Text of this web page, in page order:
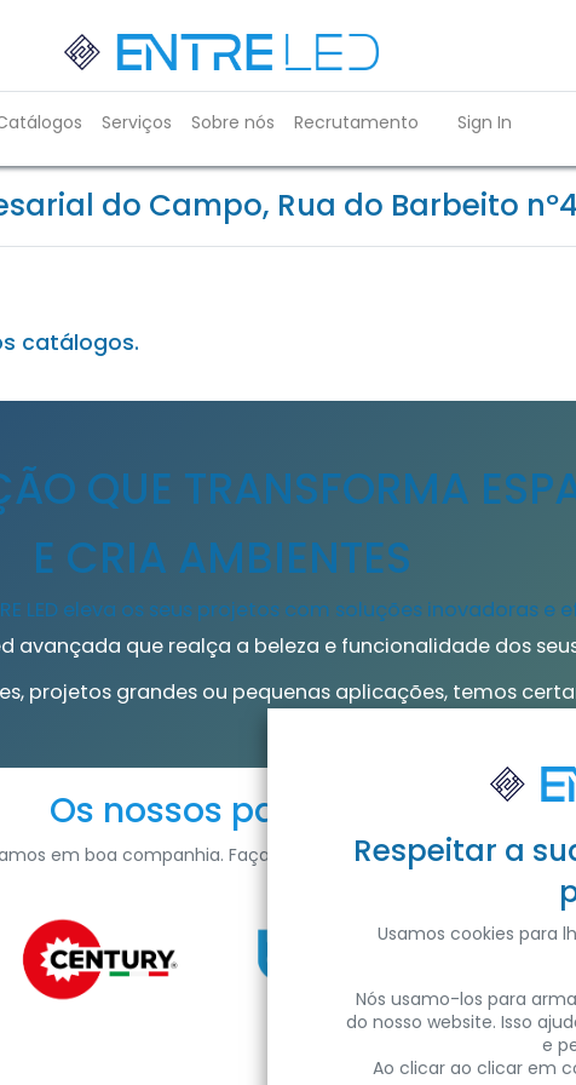
Serviços Sobre nós Recrutamento Sign In
do Campo, Rua do Barbeito
catálogos.
QUE TRANSFORMA
E CRIA AMBIENTES
LED eleva os seus projetos com soluções inovadoras e
avançada que realça a beleza e funcionalidade dos
projetos grandes ou pequenas aplicações, temos
Os nossos parceiros
em boa companhia. Faça parte da nossa família.
Sobre a ENTRE LED
Sustentabilidade
Propósito
Visite as
Respeitar a
Usamos cookies para
Nós usamo-los para
do nosso website. Isso
e
Ao clicar ao clicar em